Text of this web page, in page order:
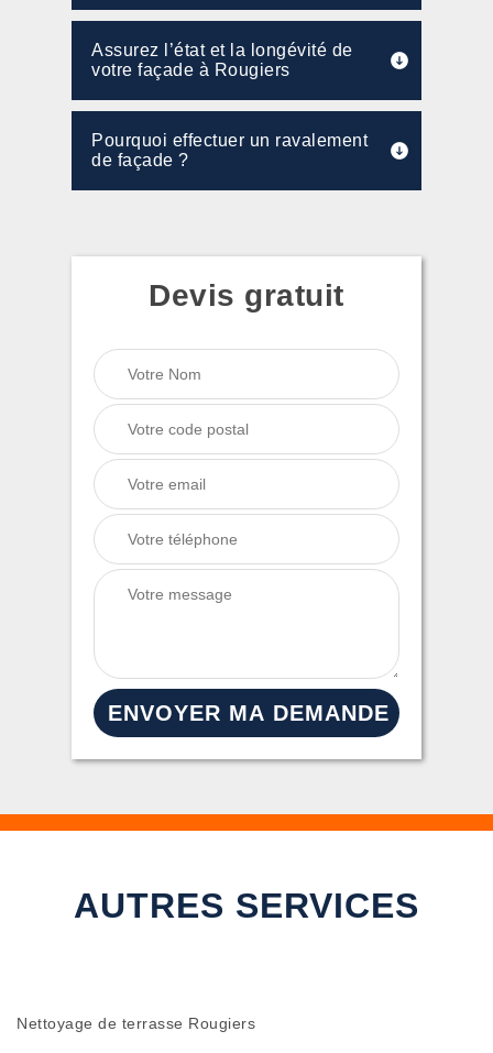
Assurez l’état et la longévité de
votre façade à Rougiers
Pourquoi effectuer un ravalement
de façade ?
Devis gratuit
AUTRES SERVICES
Nettoyage de terrasse Rougiers